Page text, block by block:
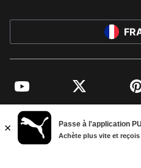
YouTube Twitter
© PUMA EUROPE